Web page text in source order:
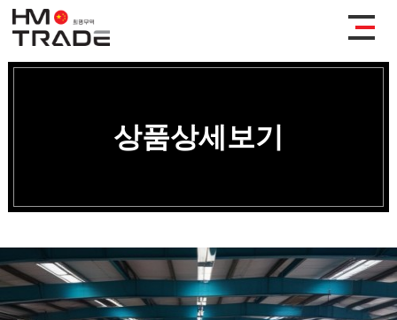
상품상세보기